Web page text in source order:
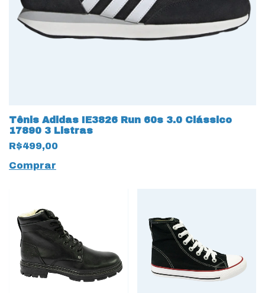
Tênis Adidas IE3826 Run 60s 3.0 Clássico
17890 3 Listras
R$499,00
Comprar